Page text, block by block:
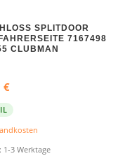
SPLITDOOR
7167498
CLUBMAN
€
1-3 Werktage